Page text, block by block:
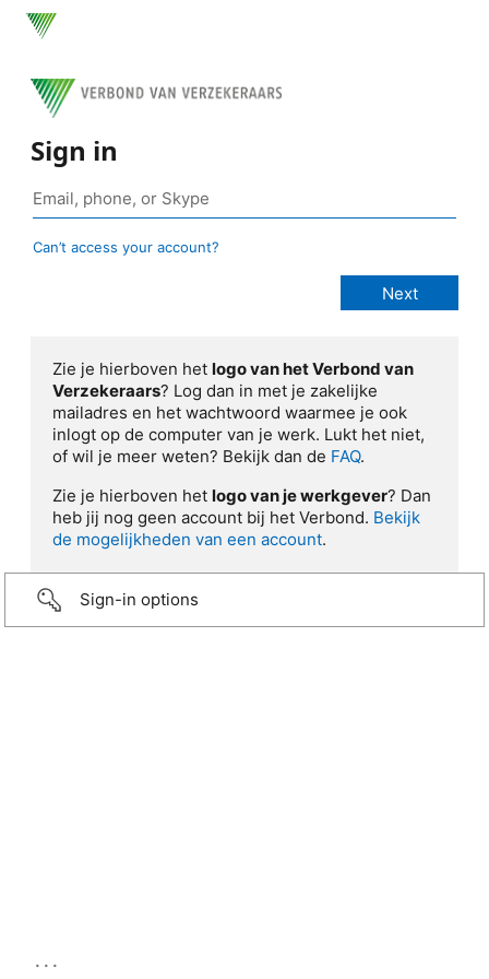
Sign in
Can’t access your account?
Zie je hierboven het logo van het Verbond van
Verzekeraars? Log dan in met je zakelijke
mailadres en het wachtwoord waarmee je ook
inlogt op de computer van je werk. Lukt het niet,
of wil je meer weten? Bekijk dan de FAQ.
Zie je hierboven het logo van je werkgever? Dan
heb jij nog geen account bij het Verbond. Bekijk
de mogelijkheden van een account.
Sign-in options
...